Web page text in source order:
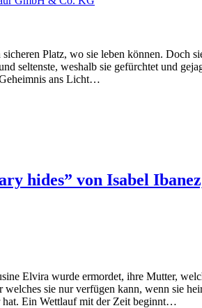
Platz, wo sie leben können. Doch
seltenste, weshalb sie gefürchtet und
ans Licht…
hides” von Isabel
Elvira wurde ermordet, ihre Mutter,
sie nur verfügen kann, wenn sie
hat. Ein Wettlauf mit der Zeit beginnt…